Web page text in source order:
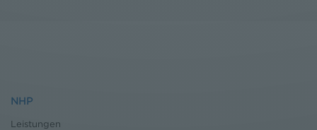
NHP
Leistungen